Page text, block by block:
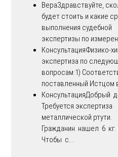
ВераЗдравствуйте,
будет стоить и какие
выполнения судебной
экспертизы по
КонсультацияФизико-
экспертиза по
вопросам:1)
поставленный Истцом
КонсультацияДобрый
Требуется экспертиза
металлической ртути.
Гражданин нашел 6 кг.
Чтобы с...